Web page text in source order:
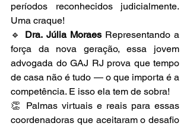
períodos reconhecidos judicialmente.
Uma craque!
🔹 Dra. Júlia Moraes Representando a
força da nova geração, essa jovem
advogada do GAJ RJ prova que tempo
de casa não é tudo — o que importa é a
competência. E isso ela tem de sobra!
👏 Palmas virtuais e reais para essas
coordenadoras que aceitaram o desafio